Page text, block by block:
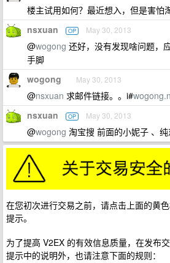
楼主试用如何？最近想入，但是害怕
nsxuan OP May 30, 2013
@wogong 还好，没有发现啥问题，
手脚
wogong May 30, 2013
@nsxuan 求邮件链接。。i#
nsxuan OP May 30, 2013
@wogong 淘宝搜 前面的小妮子 、
在您初次进行交易之前，请点击上面的黄
提示。
为了提高 V2EX 的有效信息质量，在发布
提示中的说明外，也请注意下面的规则：